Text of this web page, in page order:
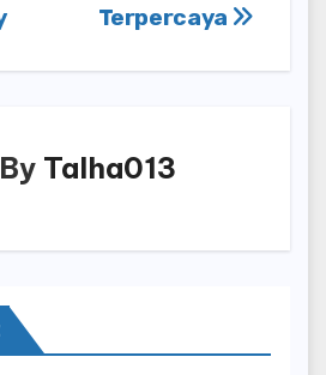
Terpercaya
By Talha013